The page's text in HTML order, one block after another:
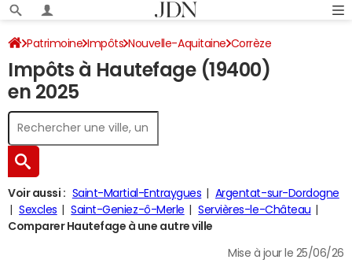
Patrimoine Impôts Nouvelle-Aquitaine Corrèze
Hautefage Impôt sur le revenu
Impôts à Hautefage (19400)
en 2025
Voir aussi : Saint-Martial-Entraygues
Argentat-sur-Dordogne
Sexcles
Saint-Geniez-ô-Merle
Servières-le-Château
Comparer Hautefage à une autre ville
Mise à jour le 25/06/26